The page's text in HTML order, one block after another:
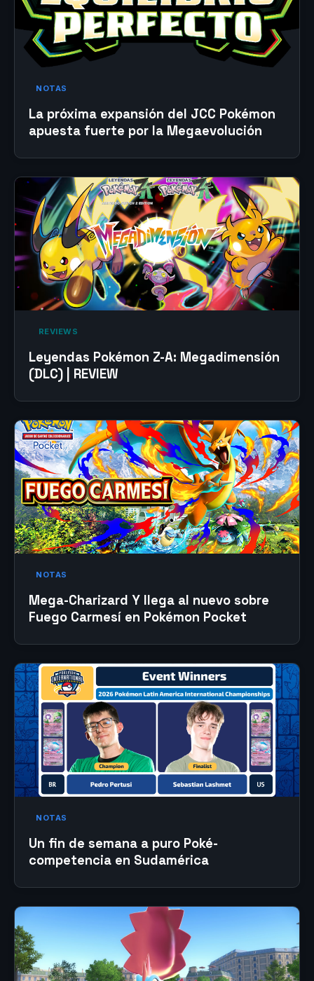
NOTAS
La próxima expansión del JCC Pokémon
apuesta fuerte por la Megaevolución
‎ REVIEWS‎
Leyendas Pokémon Z-A: Megadimensión
(DLC) | REVIEW
NOTAS
Mega-Charizard Y llega al nuevo sobre
Fuego Carmesí en Pokémon Pocket
NOTAS
Un fin de semana a puro Poké-
competencia en Sudamérica